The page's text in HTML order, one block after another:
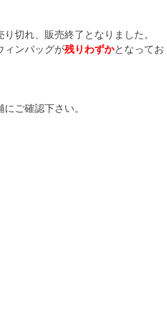
切れ、販売終了となりました。
ィンバッグが残りわずかとなってお
ご確認下さい。